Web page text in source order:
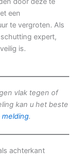
een
te vergroten. Als
expert,
is.
vlak tegen of
kan u het beste
melding.
achterkant